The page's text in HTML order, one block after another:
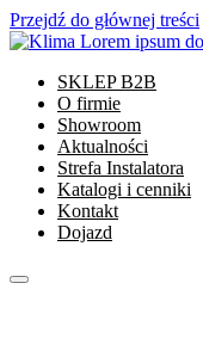
Przejdź do głównej treści
SKLEP B2B
O firmie
Showroom
Aktualności
Strefa Instalatora
Katalogi i cenniki
Kontakt
Dojazd